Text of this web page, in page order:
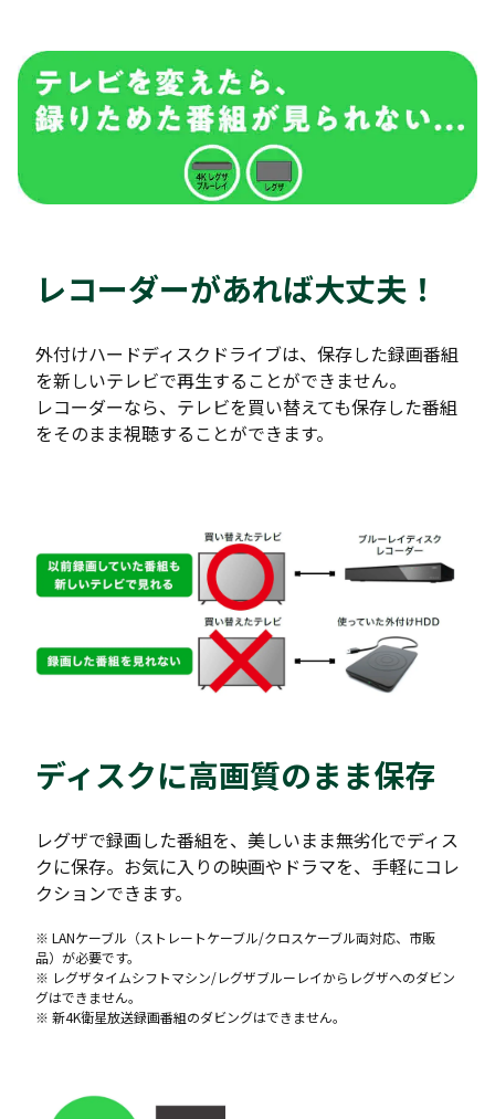
レコーダーがあれば大丈夫！
外付けハードディスクドライブは、保存した録画番組
を新しいテレビで再生することができません。
レコーダーなら、テレビを買い替えても保存した番組
をそのまま視聴することができます。
ディスクに高画質のまま保存
レグザで録画した番組を、美しいまま無劣化でディス
クに保存。お気に入りの映画やドラマを、手軽にコレ
クションできます。
※ LANケーブル（ストレートケーブル/クロスケーブル両対応、市販
品）が必要です。
※ レグザタイムシフトマシン/レグザブルーレイからレグザへのダビン
グはできません。
※ 新4K衛星放送録画番組のダビングはできません。